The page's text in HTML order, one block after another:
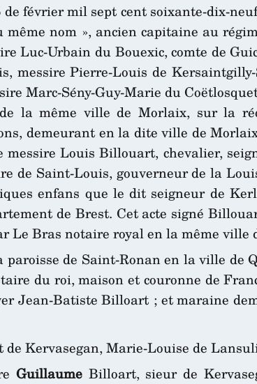
février mil sept cent soixante-dix-
nom », ancien capitaine au
Luc-Urbain du Bouexic, comte de
messire Pierre-Louis de
Marc-Sény-Guy-Marie du
la même ville de Morlaix, sur la
demeurant en la dite ville de
Louis Billouart, chevalier,
de Saint-Louis, gouverneur de la
enfans que le dit seigneur de
de Brest. Cet acte signé
Le Bras notaire royal en la même ville
paroisse de Saint-Ronan en la ville
du roi, maison et couronne de
Jean-Batiste Billoart ; et maraine
Kervasegan, Marie-Louise de
GuillaumeBilloart, sieur de